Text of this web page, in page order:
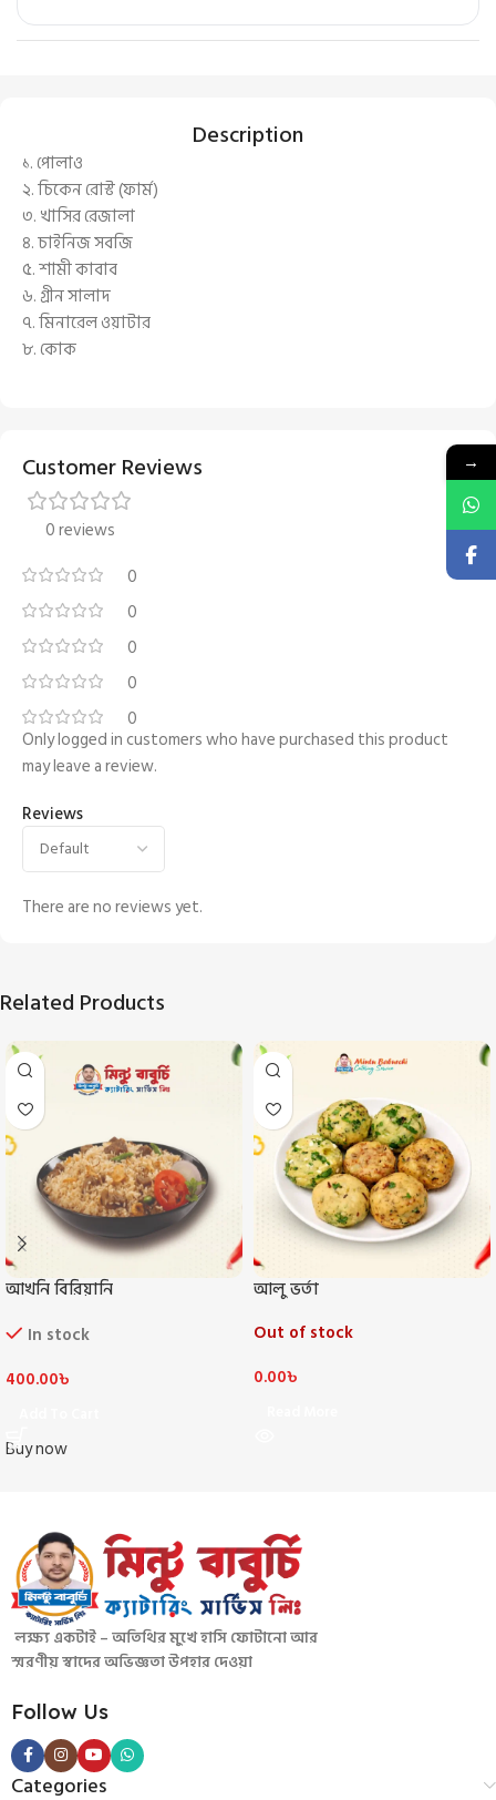
Description
১. পোলাও
২. চিকেন রোস্ট (ফার্ম)
৩. খাসির রেজালা
৪. চাইনিজ সবজি
৫. শামী কাবাব
৬. গ্রীন সালাদ
৭. মিনারেল ওয়াটার
৮. কোক
Customer Reviews
0 reviews
0
0
0
0
0
Reviews
There are no reviews yet.
Only logged in customers who have purchased this product
may leave a review.
Related Products
আখনি বিরিয়ানি
In stock
400.00৳
Buy now
আলু ভর্তা
Out of stock
0.00৳
লক্ষ্য একটাই – অতিথির মুখে হাসি ফোটানো আর
স্মরণীয় স্বাদের অভিজ্ঞতা উপহার দেওয়া
Follow Us
Categories
→